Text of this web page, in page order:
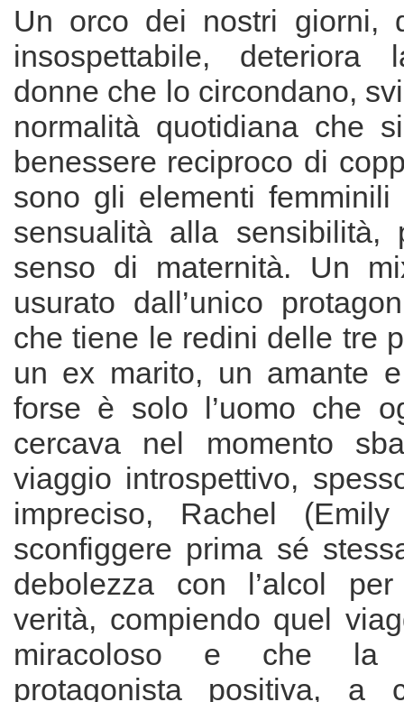
Un orco dei nostri giorni,
insospettabile,
donne che lo circondano,
normalità quotidiana che
benessere reciproco di
sono gli elementi femminili
sensualità alla sensibilità,
senso di maternità. Un
usurato dall’unico
che tiene le redini delle tre
un ex marito, un amante
forse è solo l’uomo che
cercava nel momento
viaggio introspettivo,
impreciso, Rachel
sconfiggere prima sé
debolezza con l’alcol
verità, compiendo quel
miracoloso e che la
protagonista positiva, a